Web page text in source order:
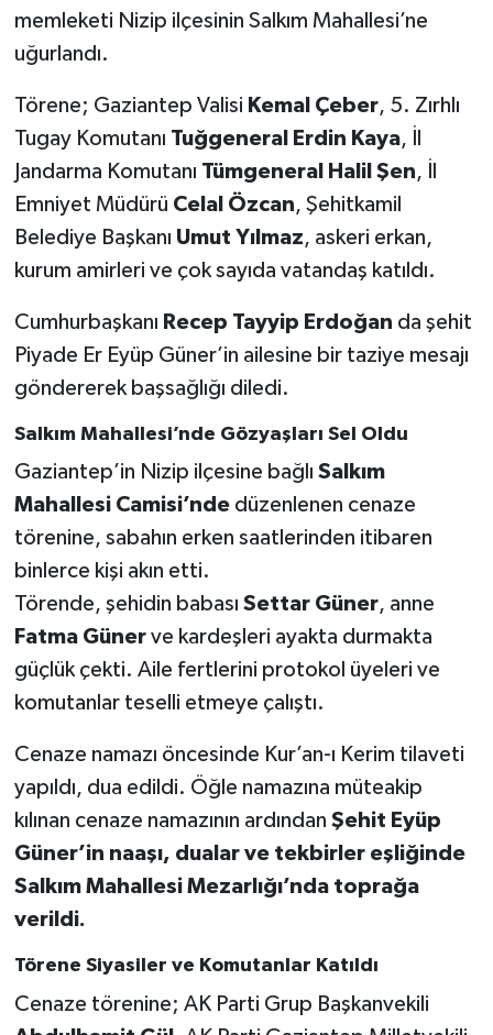
memleketi Nizip ilçesinin Salkım Mahallesi’ne
uğurlandı.
Törene; Gaziantep Valisi Kemal Çeber, 5. Zırhlı
Tugay Komutanı Tuğgeneral Erdin Kaya, İl
Jandarma Komutanı Tümgeneral Halil Şen, İl
Emniyet Müdürü Celal Özcan, Şehitkamil
Belediye Başkanı Umut Yılmaz, askeri erkan,
kurum amirleri ve çok sayıda vatandaş katıldı.
Cumhurbaşkanı Recep Tayyip Erdoğan da şehit
Piyade Er Eyüp Güner’in ailesine bir taziye mesajı
göndererek başsağlığı diledi.
Salkım Mahallesi’nde Gözyaşları Sel Oldu
Gaziantep’in Nizip ilçesine bağlı Salkım
Mahallesi Camisi’ndedüzenlenen cenaze
törenine, sabahın erken saatlerinden itibaren
binlerce kişi akın etti.
Törende, şehidin babası Settar Güner, anne
Fatma Günerve kardeşleri ayakta durmakta
güçlük çekti. Aile fertlerini protokol üyeleri ve
komutanlar teselli etmeye çalıştı.
Cenaze namazı öncesinde Kur’an-ı Kerim tilaveti
yapıldı, dua edildi. Öğle namazına müteakip
kılınan cenaze namazının ardından Şehit Eyüp
Güner’in naaşı, dualar ve tekbirler eşliğinde
Salkım Mahallesi Mezarlığı’nda toprağa
verildi.
Törene Siyasiler ve Komutanlar Katıldı
Cenaze törenine; AK Parti Grup Başkanvekili